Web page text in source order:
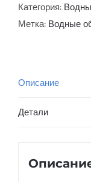
Категория:
Метка: Водные
Описание
Детали